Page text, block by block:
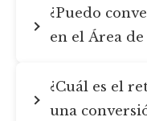
¿Puedo
en el Área de
¿Cuál es el
una